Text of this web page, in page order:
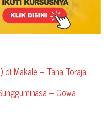
Makale – Tana Toraja
– Gowa